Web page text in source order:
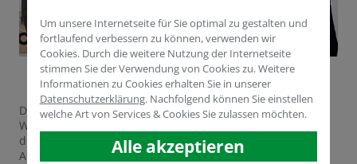
Die Humintech GmbH wurde am 23. Februar 2018 von
Wirtschaftsminister a. D. Wolfgang Clement in Berlin mit
dem TOP-JOB-Siegel für herausragende
Arbeitgeberqualitäten ausgezeichnet.
Um unsere Internetseite für Sie optimal zu gestalten und
fortlaufend verbessern zu können, verwenden wir
Cookies. Durch die weitere Nutzung der Internetseite
stimmen Sie der Verwendung von Cookies zu. Weitere
Informationen zu Cookies erhalten Sie in unserer
Datenschutzerklärung. Nachfolgend können Sie einstellen
welche Art von Services & Cookies Sie zulassen möchten.
Alle akzeptieren